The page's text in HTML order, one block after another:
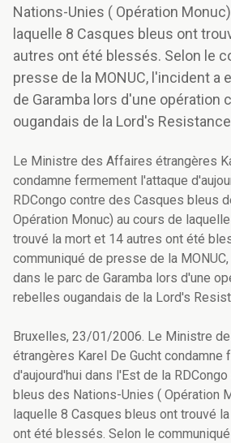
Nations-Unies ( Opération
laquelle 8 Casques bleus ont
autres ont été blessés. Selon le
presse de la MONUC, l'incident a
de Garamba lors d'une opération
ougandais de la Lord's Resistance
Le Ministre des Affaires étrangères
condamne fermement l'attaque
RDCongo contre des Casques bleus
Opération Monuc) au cours de
trouvé la mort et 14 autres ont été
communiqué de presse de la
dans le parc de Garamba lors d'une
rebelles ougandais de la Lord's
Bruxelles, 23/01/2006. Le Ministre
étrangères Karel De Gucht condamne
d'aujourd'hui dans l'Est de la
bleus des Nations-Unies ( Opération
laquelle 8 Casques bleus ont trouvé
ont été blessés. Selon le